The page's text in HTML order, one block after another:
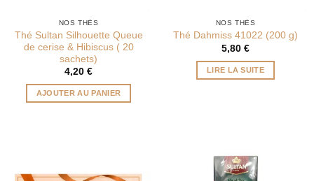
NOS THÉS
Thé Sultan Silhouette Queue
de cerise & Hibiscus ( 20
sachets)
4,20 €
AJOUTER AU PANIER
NOS THÉS
Thé Dahmiss 41022 (200 g)
5,80 €
LIRE LA SUITE